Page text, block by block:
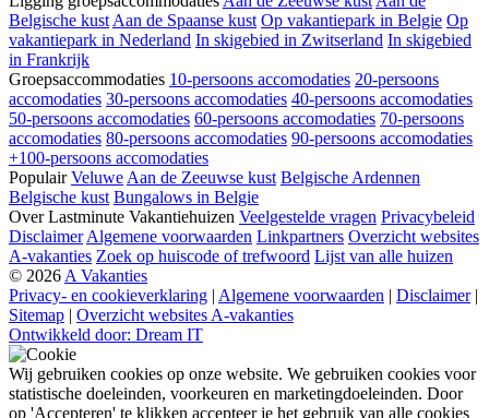
Belgische kust Aan de Spaanse kust Op vakantiepark in Belgie Op
vakantiepark in Nederland In skigebied in Zwitserland In skigebied
in Frankrijk
Groepsaccommodaties 10-persoons accomodaties 20-persoons
accomodaties 30-persoons accomodaties 40-persoons accomodaties
50-persoons accomodaties 60-persoons accomodaties 70-persoons
accomodaties 80-persoons accomodaties 90-persoons accomodaties
+100-persoons accomodaties
Populair Veluwe Aan de Zeeuwse kust Belgische Ardennen
Belgische kust Bungalows in Belgie
Over Lastminute Vakantiehuizen Veelgestelde vragen Privacybeleid
Disclaimer Algemene voorwaarden Linkpartners Overzicht websites
A-vakanties Zoek op huiscode of trefwoord Lijst van alle huizen
© 2026 A Vakanties
Privacy- en cookieverklaring | Algemene voorwaarden | Disclaimer |
Sitemap | Overzicht websites A-vakanties
Ontwikkeld door: Dream IT
Wij gebruiken cookies op onze website. We gebruiken cookies voor
statistische doeleinden, voorkeuren en marketingdoeleinden. Door
op 'Accepteren' te klikken accepteer je het gebruik van alle cookies